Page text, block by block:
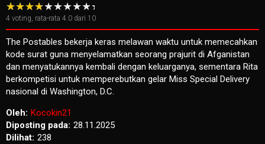
4 voting, rata-rata 4.0 dari 10
The Postables bekerja keras melawan waktu untuk memecahkan
kode surat guna menyelamatkan seorang prajurit di Afganistan
dan menyatukannya kembali dengan keluarganya, sementara Rita
berkompetisi untuk memperebutkan gelar Miss Special Delivery
nasional di Washington, D.C.
Oleh: Kocokin21
Diposting pada: 28.11.2025
Dilihat: 238